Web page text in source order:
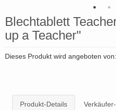
Blechtablett
up a Teacher"
Dieses Produkt wird angeboten von:
Produkt-Details